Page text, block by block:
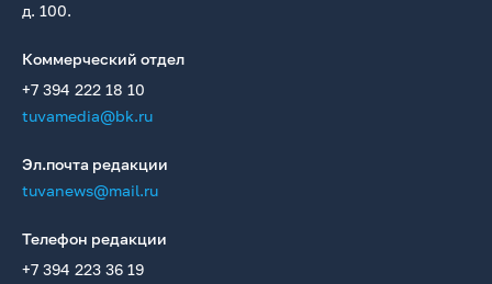
д. 100.
Коммерческий отдел
+7 394 222 18 10
tuvamedia@bk.ru
Эл.почта редакции
tuvanews@mail.ru
Телефон редакции
+7 394 223 36 19